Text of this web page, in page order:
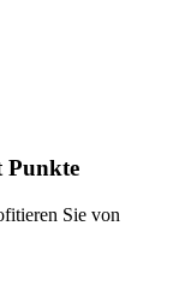
Punkte
Sie von